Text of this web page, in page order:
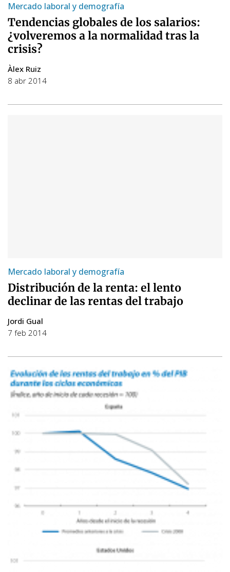
Mercado laboral y demografía
Tendencias globales de los salarios:
¿volveremos a la normalidad tras la
crisis?
Àlex Ruiz
8 abr 2014
Mercado laboral y demografía
Distribución de la renta: el lento
declinar de las rentas del trabajo
Jordi Gual
7 feb 2014